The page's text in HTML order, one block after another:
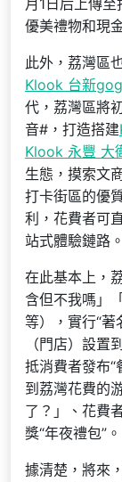
月1日后上傳至
優美禮物和現
此外，荔灣區
Klook 台新
代，荔灣區將
音#，打造搭建
Klook 永豐 大
生態，摸索文
打卡街區的優
利，花費者可
站式體驗鏈路。
在此基本上，
含但不我嗎」
等），實行“著
（門店）設置
抵消費者發布
到荔灣花費的
了？」、花費
獎“年夜禮包”。
據清楚，將來